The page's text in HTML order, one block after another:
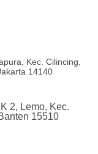
Kec. Cilincing,
14140
2, Lemo, Kec.
15510